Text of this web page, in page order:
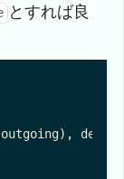
とすれば良
deny